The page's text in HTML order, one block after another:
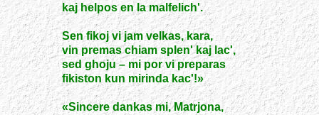
kaj helpos en la malfelich'.
Sen fikoj vi jam velkas, kara,
vin premas chiam splen' kaj lac',
sed ghoju – mi por vi preparas
fikiston kun mirinda kac'!»
«Sincere dankas mi, Matrjona,